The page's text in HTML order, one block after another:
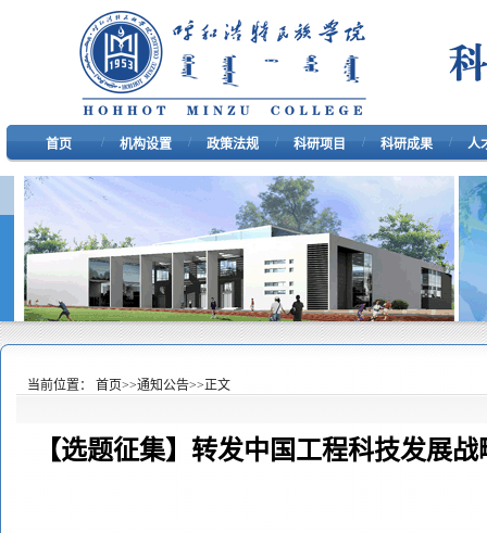
首页 / 机构设置 / 政策法规 / 科研项目 / 科研成果 / 人
当前位置： 首页>>通知公告>>正文
【选题征集】转发中国工程科技发展